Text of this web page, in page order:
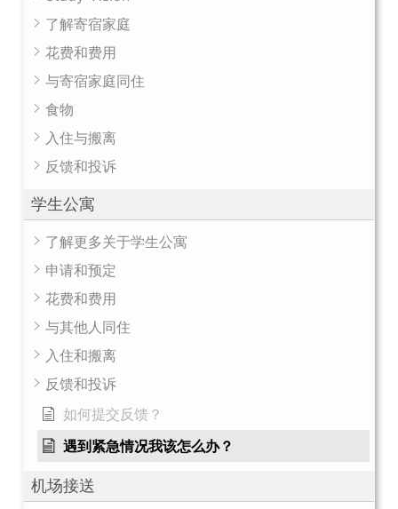
了解寄宿家庭
花费和费用
与寄宿家庭同住
食物
入住与搬离
反馈和投诉
学生公寓
了解更多关于学生公寓
申请和预定
花费和费用
与其他人同住
入住和搬离
反馈和投诉
如何提交反馈？
遇到紧急情况我该怎么办？
机场接送